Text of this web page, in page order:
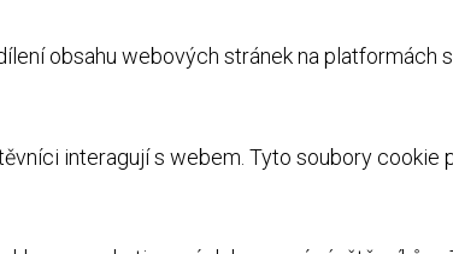
obsahu webových stránek na
interagují s webem. Tyto soubory